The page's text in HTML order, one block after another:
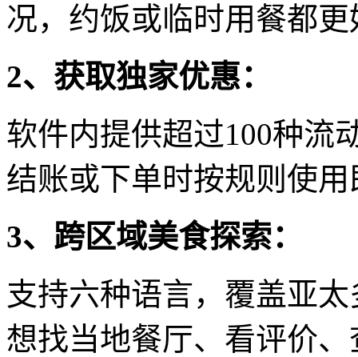
况，约饭或临时用餐都
2、获取独家优惠：
软件内提供超过100种流
结账或下单时按规则使用
3、跨区域美食探索：
支持六种语言，覆盖亚
想找当地餐厅、看评价